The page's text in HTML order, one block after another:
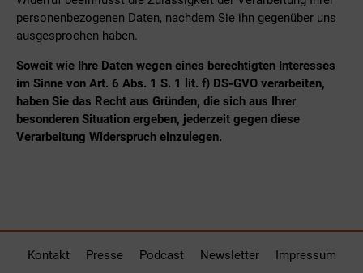
personenbezogenen Daten, nachdem Sie ihn gegenüber uns
ausgesprochen haben.
Soweit wie Ihre Daten wegen eines berechtigten Interesses
im Sinne von Art. 6 Abs. 1 S. 1 lit. f) DS-GVO verarbeiten,
haben Sie das Recht aus Gründen, die sich aus Ihrer
besonderen Situation ergeben, jederzeit gegen diese
Verarbeitung Widerspruch einzulegen.
Kontakt Presse Podcast Newsletter Impressum